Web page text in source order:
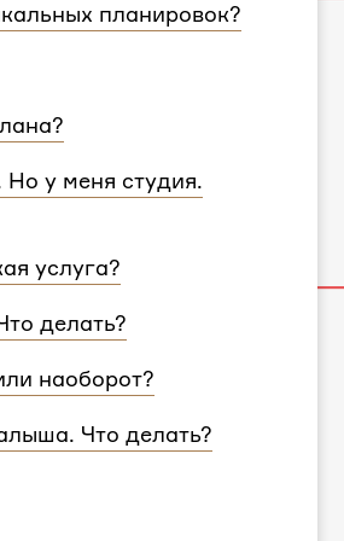
планировок?
идеями с дизайнером
у меня студия.
с любой
услуга?
выбрать проект
делать?
наоборот?
Что делать?